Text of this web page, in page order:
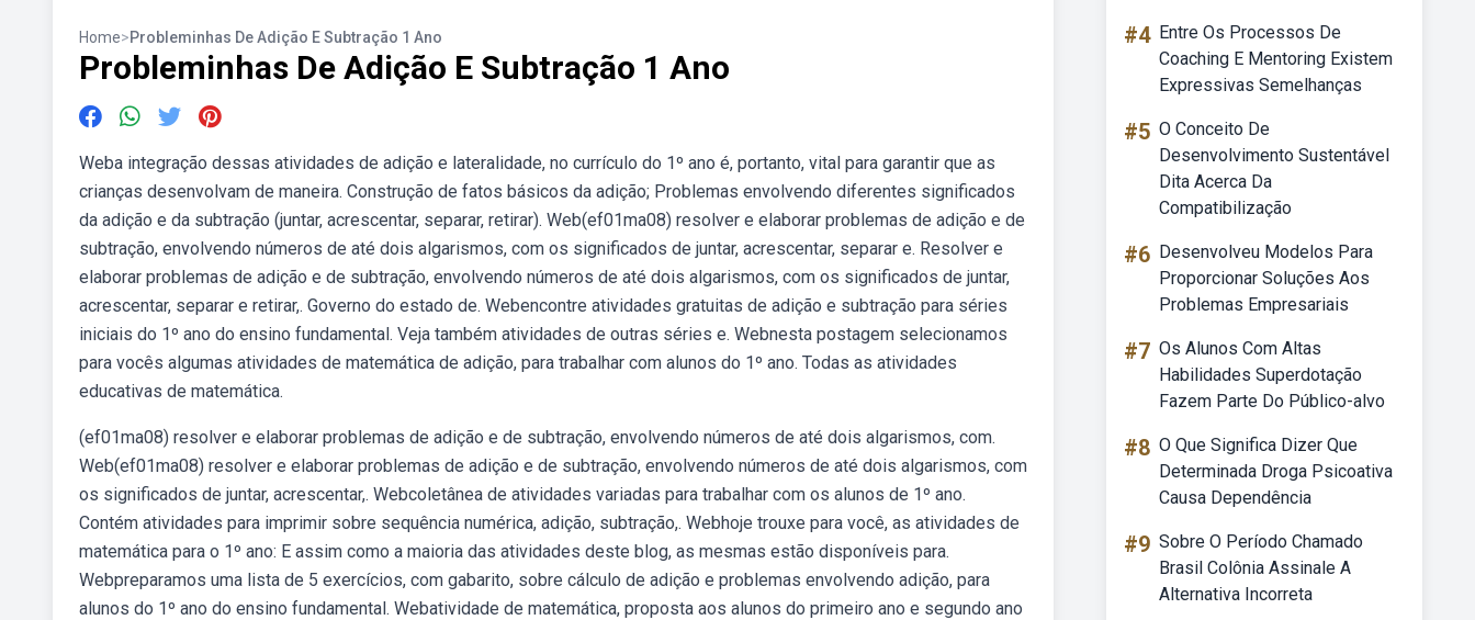
Home>Probleminhas De Adição E Subtração 1 Ano
Probleminhas De Adição E Subtração 1 Ano
Weba integração dessas atividades de adição e lateralidade, no currículo do 1º ano é, portanto, vital para garantir que as
crianças desenvolvam de maneira. Construção de fatos básicos da adição; Problemas envolvendo diferentes significados
da adição e da subtração (juntar, acrescentar, separar, retirar). Web(ef01ma08) resolver e elaborar problemas de adição e de
subtração, envolvendo números de até dois algarismos, com os significados de juntar, acrescentar, separar e. Resolver e
elaborar problemas de adição e de subtração, envolvendo números de até dois algarismos, com os significados de juntar,
acrescentar, separar e retirar,. Governo do estado de. Webencontre atividades gratuitas de adição e subtração para séries
iniciais do 1º ano do ensino fundamental. Veja também atividades de outras séries e. Webnesta postagem selecionamos
para vocês algumas atividades de matemática de adição, para trabalhar com alunos do 1º ano. Todas as atividades
educativas de matemática.
(ef01ma08) resolver e elaborar problemas de adição e de subtração, envolvendo números de até dois algarismos, com.
Web(ef01ma08) resolver e elaborar problemas de adição e de subtração, envolvendo números de até dois algarismos, com
os significados de juntar, acrescentar,. Webcoletânea de atividades variadas para trabalhar com os alunos de 1º ano.
Contém atividades para imprimir sobre sequência numérica, adição, subtração,. Webhoje trouxe para você, as atividades de
matemática para o 1º ano: E assim como a maioria das atividades deste blog, as mesmas estão disponíveis para.
Webpreparamos uma lista de 5 exercícios, com gabarito, sobre cálculo de adição e problemas envolvendo adição, para
alunos do 1º ano do ensino fundamental. Webatividade de matemática, proposta aos alunos do primeiro ano e segundo ano
#4 Entre Os Processos De
Coaching E Mentoring Existem
Expressivas Semelhanças
#5 O Conceito De
Desenvolvimento Sustentável
Dita Acerca Da
Compatibilização
#6 Desenvolveu Modelos Para
Proporcionar Soluções Aos
Problemas Empresariais
#7 Os Alunos Com Altas
Habilidades Superdotação
Fazem Parte Do Público-alvo
#8 O Que Significa Dizer Que
Determinada Droga Psicoativa
Causa Dependência
#9 Sobre O Período Chamado
Brasil Colônia Assinale A
Alternativa Incorreta